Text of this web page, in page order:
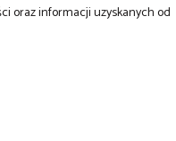
oraz informacji uzyskanych od